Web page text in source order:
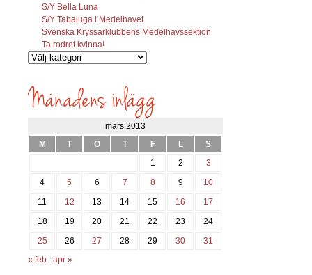
S/Y Bella Luna
S/Y Tabaluga i Medelhavet
Svenska Kryssarklubbens Medelhavssektion
Ta rodret kvinna!
Vilka
söks?
mars 2013
M
T O T F L
S
1
2
3
4
5 6 7 8 9
10
11
12 13 14 15 16
17
18
19 20 21 22 23
24
25
26 27 28 29 30
31
« feb
apr »